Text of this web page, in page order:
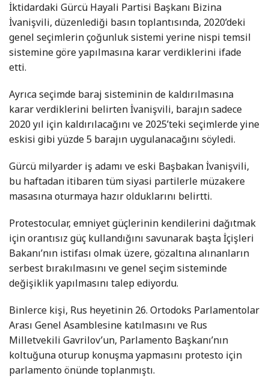
İktidardaki Gürcü Hayali Partisi Başkanı Bizina
İvanişvili, düzenlediği basın toplantısında, 2020’deki
genel seçimlerin çoğunluk sistemi yerine nispi temsil
sistemine göre yapılmasına karar verdiklerini ifade
etti.
Ayrıca seçimde baraj sisteminin de kaldırılmasına
karar verdiklerini belirten İvanişvili, barajın sadece
2020 yıl için kaldırılacağını ve 2025’teki seçimlerde yine
eskisi gibi yüzde 5 barajın uygulanacağını söyledi.
Gürcü milyarder iş adamı ve eski Başbakan İvanişvili,
bu haftadan itibaren tüm siyasi partilerle müzakere
masasına oturmaya hazır olduklarını belirtti.
Protestocular, emniyet güçlerinin kendilerini dağıtmak
için orantısız güç kullandığını savunarak başta İçişleri
Bakanı’nın istifası olmak üzere, gözaltına alınanların
serbest bırakılmasını ve genel seçim sisteminde
değişiklik yapılmasını talep ediyordu.
Binlerce kişi, Rus heyetinin 26. Ortodoks Parlamentolar
Arası Genel Asamblesine katılmasını ve Rus
Milletvekili Gavrilov’un, Parlamento Başkanı’nın
koltuğuna oturup konuşma yapmasını protesto için
parlamento önünde toplanmıştı.